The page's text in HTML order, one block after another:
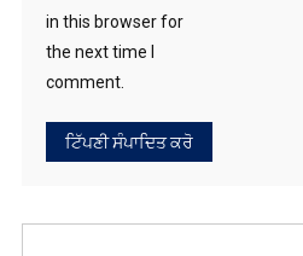
in this browser for
the next time I
comment.